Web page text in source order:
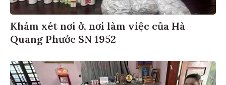
Khám xét nơi ở, nơi làm việc của Hà
Quang Phước SN 1952